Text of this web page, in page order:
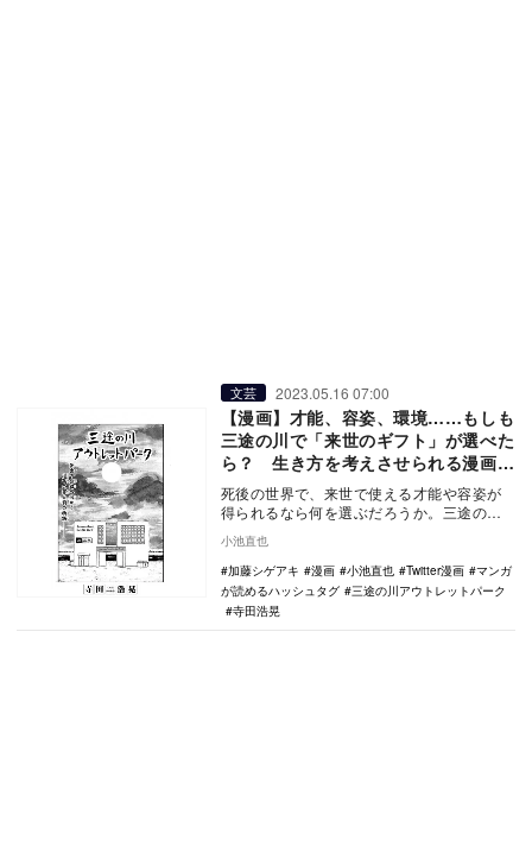
文芸 2023.05.16 07:00
【漫画】才能、容姿、環境……もしも
三途の川で「来世のギフト」が選べた
ら？ 生き方を考えさせられる漫画が
話題
死後の世界で、来世で使える才能や容姿が
得られるなら何を選ぶだろうか。三途の川
た短編漫画が、…
小池直也
加藤シゲアキ
漫画 小池直也 Twitter漫画
マンガ
が読めるハッシュタグ
三途の川アウトレットパーク
寺田浩晃